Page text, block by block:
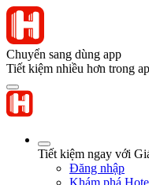
Chuyển sang dùng app
Tiết kiệm nhiều hơn trong
Tiết kiệm ngay với
Đăng nhập
Khám phá